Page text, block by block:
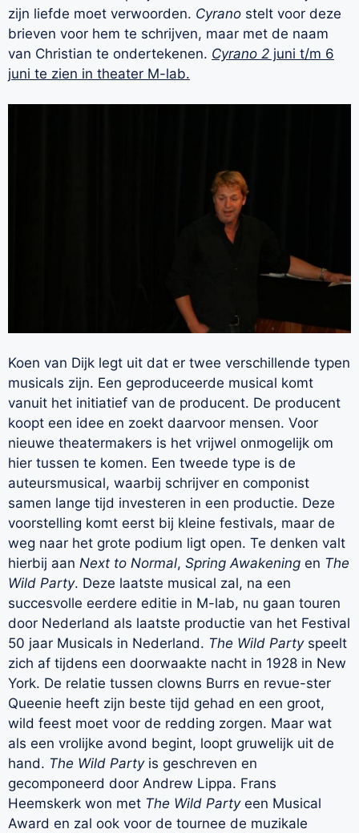
zijn liefde moet verwoorden. Cyrano stelt voor deze
brieven voor hem te schrijven, maar met de naam
van Christian te ondertekenen. Cyrano 2 juni t/m 6
juni te zien in theater M-lab.
Koen van Dijk legt uit dat er twee verschillende typen
musicals zijn. Een geproduceerde musical komt
vanuit het initiatief van de producent. De producent
koopt een idee en zoekt daarvoor mensen. Voor
nieuwe theatermakers is het vrijwel onmogelijk om
hier tussen te komen. Een tweede type is de
auteursmusical, waarbij schrijver en componist
samen lange tijd investeren in een productie. Deze
voorstelling komt eerst bij kleine festivals, maar de
weg naar het grote podium ligt open. Te denken valt
hierbij aan Next to Normal, Spring Awakening en The
Wild Party. Deze laatste musical zal, na een
succesvolle eerdere editie in M-lab, nu gaan touren
door Nederland als laatste productie van het Festival
50 jaar Musicals in Nederland. The Wild Partyspeelt
zich af tijdens een doorwaakte nacht in 1928 in New
York. De relatie tussen clowns Burrs en revue-ster
Queenie heeft zijn beste tijd gehad en een groot,
wild feest moet voor de redding zorgen. Maar wat
als een vrolijke avond begint, loopt gruwelijk uit de
hand. The Wild Partyis geschreven en
gecomponeerd door Andrew Lippa. Frans
Heemskerk won met The Wild Partyeen Musical
Award en zal ook voor de tournee de muzikale